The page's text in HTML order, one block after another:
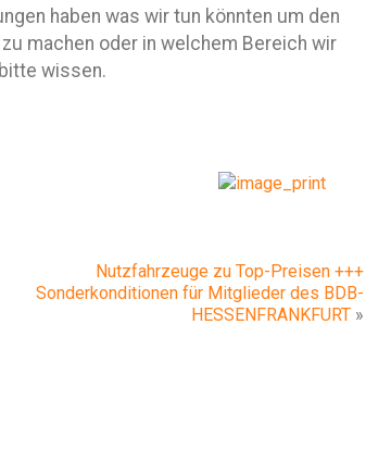
haben was wir tun könnten um den
zu machen oder in welchem Bereich wir
wissen.
Nutzfahrzeuge zu Top-Preisen +++
Sonderkonditionen für Mitglieder des BDB-
HESSENFRANKFURT »